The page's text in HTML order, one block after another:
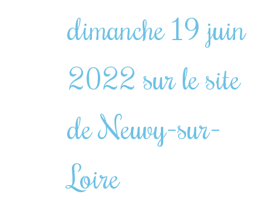
dimanche 19 juin
2022 sur le site
de Neuvy-sur-
Loire